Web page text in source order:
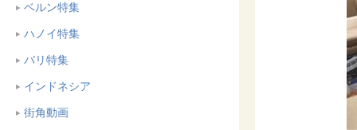
ベルン特集
ハノイ特集
バリ特集
インドネシア
街角動画